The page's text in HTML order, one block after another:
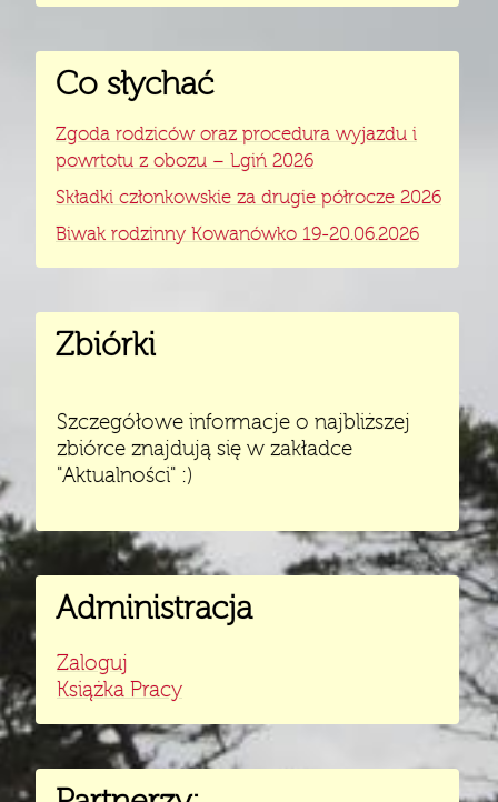
Co słychać
Zgoda rodziców oraz procedura wyjazdu i
powrtotu z obozu – Lgiń 2026
Składki członkowskie za drugie półrocze 2026
Biwak rodzinny Kowanówko 19-20.06.2026
Zbiórki
Szczegółowe informacje o najbliższej
zbiórce znajdują się w zakładce
"Aktualności" :)
Administracja
Zaloguj
Książka Pracy